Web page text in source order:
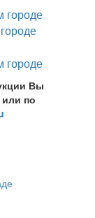
Вы
по